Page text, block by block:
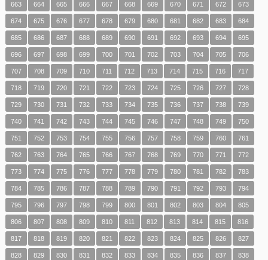
663 664 665 666 667 668 669 670 671 672 673
674 675 676 677 678 679 680 681 682 683 684
685 686 687 688 689 690 691 692 693 694 695
696 697 698 699 700 701 702 703 704 705 706
707 708 709 710 711 712 713 714 715 716 717
718 719 720 721 722 723 724 725 726 727 728
729 730 731 732 733 734 735 736 737 738 739
740 741 742 743 744 745 746 747 748 749 750
751 752 753 754 755 756 757 758 759 760 761
762 763 764 765 766 767 768 769 770 771 772
773 774 775 776 777 778 779 780 781 782 783
784 785 786 787 788 789 790 791 792 793 794
795 796 797 798 799 800 801 802 803 804 805
806 807 808 809 810 811 812 813 814 815 816
817 818 819 820 821 822 823 824 825 826 827
828 829 830 831 832 833 834 835 836 837 838